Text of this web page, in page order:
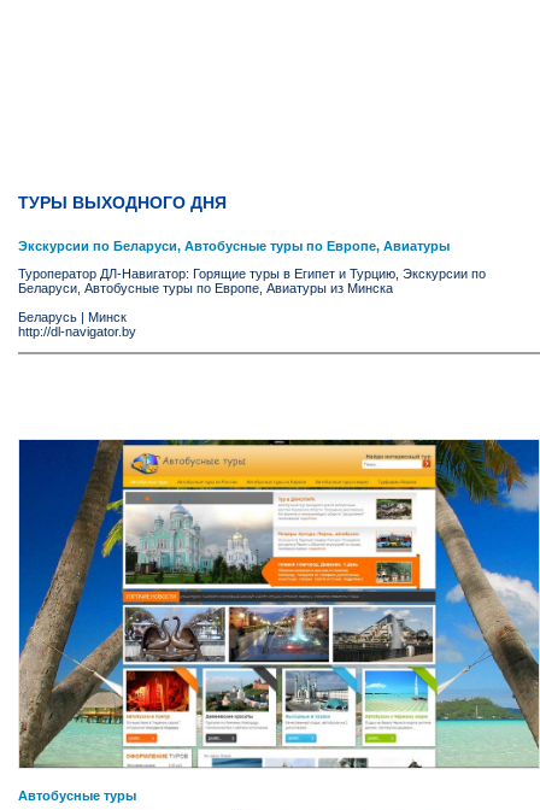
ТУРЫ ВЫХОДНОГО ДНЯ
Экскурсии по Беларуси, Автобусные туры по Европе, Авиатуры
Туроператор ДЛ-Навигатор: Горящие туры в Египет и Турцию, Экскурсии по
Беларуси, Автобусные туры по Европе, Авиатуры из Минска
Беларусь | Минск
http://dl-navigator.by
Автобусные туры